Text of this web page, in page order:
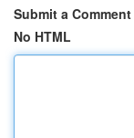
Submit a Comment
No HTML